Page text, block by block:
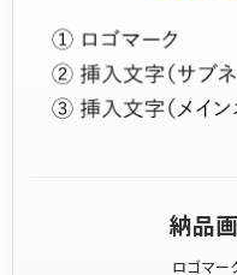
納品
ロゴマー